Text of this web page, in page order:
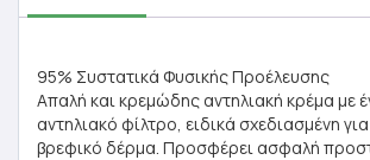
95% Συστατικά Φυσικής Προέλευσης
Απαλή και κρεμώδης αντηλιακή κρέμα με
αντηλιακό φίλτρο, ειδικά σχεδιασμένη
βρεφικό δέρμα. Προσφέρει ασφαλή